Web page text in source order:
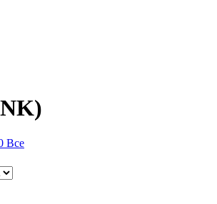
Все